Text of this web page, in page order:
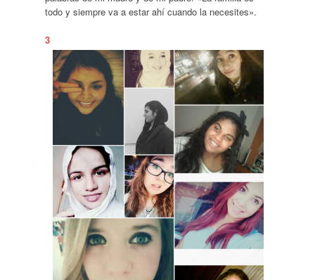
todo y siempre va a estar ahí cuando la necesites».
3